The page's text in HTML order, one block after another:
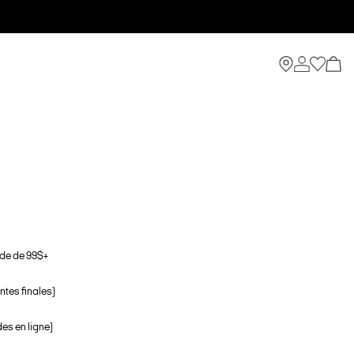
de 99$+
finales)
en ligne)